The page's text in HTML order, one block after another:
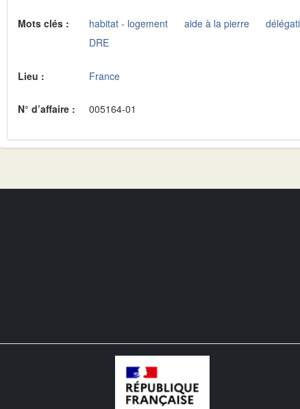
Mots clés : habitat - logement aide à la pierre
DRE
Lieu : France
N° d’affaire : 005164-01